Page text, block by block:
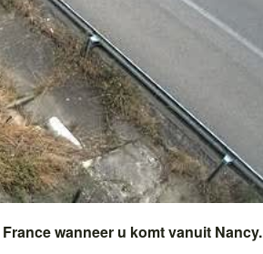
Francewanneer u komt vanuit Nancy.